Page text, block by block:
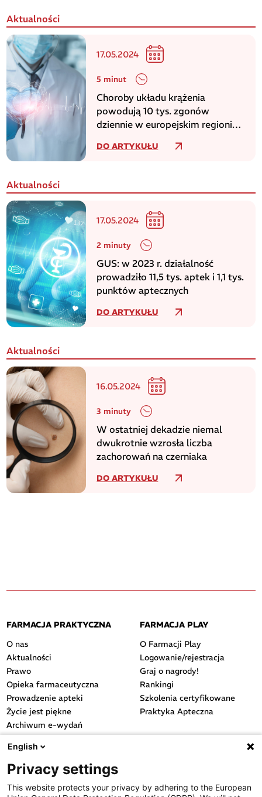
Aktualności
17.05.2024
5 minut
Choroby układu krążenia
powodują 10 tys. zgonów
dziennie w europejskim regionie
DO ARTYKUŁU
Aktualności
17.05.2024
2 minuty
GUS: w 2023 r. działalność
prowadziło 11,5 tys. aptek i 1,1 tys.
punktów aptecznych
DO ARTYKUŁU
Aktualności
16.05.2024
3 minuty
W ostatniej dekadzie niemal
dwukrotnie wzrosła liczba
zachorowań na czerniaka
DO ARTYKUŁU
FARMACJA PRAKTYCZNA
O nas
Aktualności
Prawo
Opieka farmaceutyczna
Prowadzenie apteki
Życie jest piękne
Archiwum e-wydań
Przydatne linki
FARMACJA PLAY
O Farmacji Play
Logowanie/rejestracja
Graj o nagrody!
Rankingi
Szkolenia certyfikowane
Praktyka Apteczna
OGÓLNE
Polityka prywatności
English
Privacy settings
This website protects your privacy by adhering to the European